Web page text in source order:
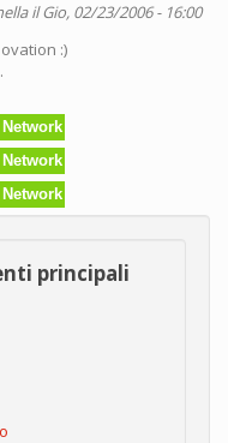
il Gio, 02/23/2006 - 16:00
:)
principali